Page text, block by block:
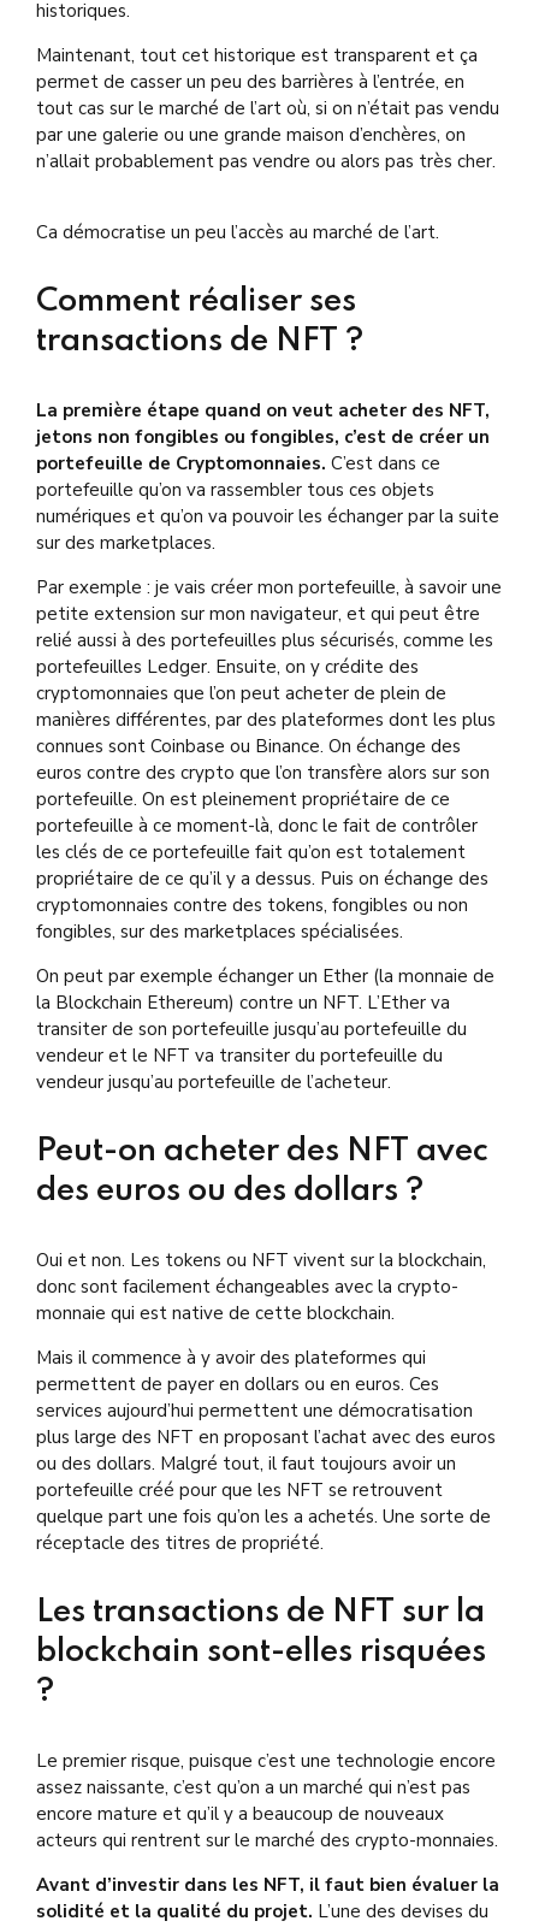
historiques.
Maintenant, tout cet historique est transparent et ça
permet de casser un peu des barrières à l’entrée, en
tout cas sur le marché de l’art où, si on n’était pas vendu
par une galerie ou une grande maison d’enchères, on
n’allait probablement pas vendre ou alors pas très cher.
Ca démocratise un peu l’accès au marché de l’art.
Comment réaliser ses
transactions de NFT ?
La première étape quand on veut acheter des NFT,
jetons non fongibles ou fongibles, c’est de créer un
portefeuille de Cryptomonnaies. C’est dans ce
portefeuille qu’on va rassembler tous ces objets
numériques et qu’on va pouvoir les échanger par la suite
sur des marketplaces.
Par exemple : je vais créer mon portefeuille, à savoir une
petite extension sur mon navigateur, et qui peut être
relié aussi à des portefeuilles plus sécurisés, comme les
portefeuilles Ledger. Ensuite, on y crédite des
cryptomonnaies que l’on peut acheter de plein de
manières différentes, par des plateformes dont les plus
connues sont Coinbase ou Binance. On échange des
euros contre des crypto que l’on transfère alors sur son
portefeuille. On est pleinement propriétaire de ce
portefeuille à ce moment-là, donc le fait de contrôler
les clés de ce portefeuille fait qu’on est totalement
propriétaire de ce qu’il y a dessus. Puis on échange des
cryptomonnaies contre des tokens, fongibles ou non
fongibles, sur des marketplaces spécialisées.
On peut par exemple échanger un Ether (la monnaie de
la Blockchain Ethereum) contre un NFT. L’Ether va
transiter de son portefeuille jusqu’au portefeuille du
vendeur et le NFT va transiter du portefeuille du
vendeur jusqu’au portefeuille de l’acheteur.
Peut-on acheter des NFT avec
des euros ou des dollars ?
Oui et non. Les tokens ou NFT vivent sur la blockchain,
donc sont facilement échangeables avec la crypto-
monnaie qui est native de cette blockchain.
Mais il commence à y avoir des plateformes qui
permettent de payer en dollars ou en euros. Ces
services aujourd’hui permettent une démocratisation
plus large des NFT en proposant l’achat avec des euros
ou des dollars. Malgré tout, il faut toujours avoir un
portefeuille créé pour que les NFT se retrouvent
quelque part une fois qu’on les a achetés. Une sorte de
réceptacle des titres de propriété.
Les transactions de NFT sur la
blockchain sont-elles risquées
?
Le premier risque, puisque c’est une technologie encore
assez naissante, c’est qu’on a un marché qui n’est pas
encore mature et qu’il y a beaucoup de nouveaux
acteurs qui rentrent sur le marché des crypto-monnaies.
Avant d’investir dans les NFT, il faut bien évaluer la
solidité et la qualité du projet. L’une des devises du